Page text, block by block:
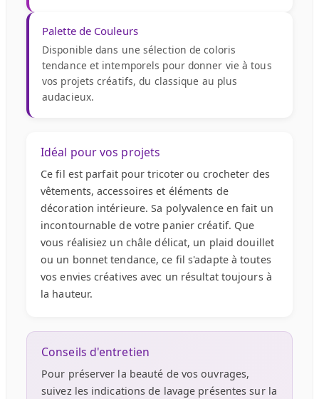
Palette de Couleurs
Disponible dans une sélection de coloris
tendance et intemporels pour donner vie à tous
vos projets créatifs, du classique au plus
audacieux.
Idéal pour vos projets
Ce fil est parfait pour tricoter ou crocheter des
vêtements, accessoires et éléments de
décoration intérieure. Sa polyvalence en fait un
incontournable de votre panier créatif. Que
vous réalisiez un châle délicat, un plaid douillet
ou un bonnet tendance, ce fil s'adapte à toutes
vos envies créatives avec un résultat toujours à
la hauteur.
Conseils d'entretien
Pour préserver la beauté de vos ouvrages,
suivez les indications de lavage présentes sur la